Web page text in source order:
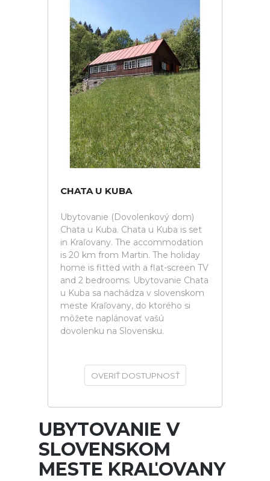
CHATA U KUBA
Ubytovanie (Dovolenkový dom)
Chata u Kuba. Chata u Kuba is set
in Kraľovany. The accommodation
is 20 km from Martin. The holiday
home is fitted with a flat-screen TV
and 2 bedrooms. Ubytovanie Chata
u Kuba sa nachádza v slovenskom
meste Kraľovany, do ktorého si
môžete naplánovať vašú
dovolenku na Slovensku.
OVERIŤ DOSTUPNOSŤ
UBYTOVANIE V
SLOVENSKOM
MESTE KRAĽOVANY